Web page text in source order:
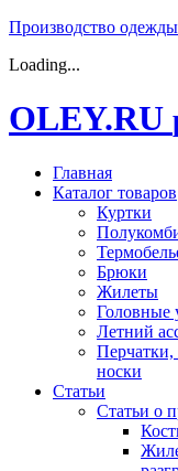
Производство
Loading...
OLEY.RU
Главная
Каталог товаров
Куртки
Брюки
Жилеты
Головные
Летний
Перчатки,
носки
Статьи
Статьи о